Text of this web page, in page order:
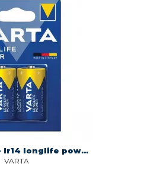
Piles alcaline lr14 longlife power Varta 4914121422
VARTA